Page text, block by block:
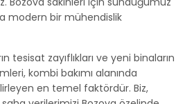
modern bir mühendislik
tesisat zayıflıkları ve yeni binaların
kombi bakımı alanında
en temel faktördür. Biz,